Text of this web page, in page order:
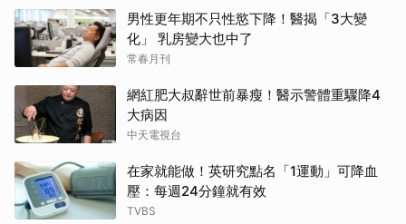
男性更年期不只性慾下降！醫揭「3大變
化」 乳房變大也中了
常春月刊
網紅肥大叔辭世前暴瘦！醫示警體重驟降4
大病因
中天電視台
在家就能做！英研究點名「1運動」可降血
壓：每週24分鐘就有效
TVBS